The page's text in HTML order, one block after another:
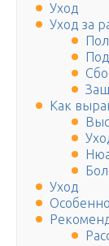
Уход
Уход за
Как
Уход